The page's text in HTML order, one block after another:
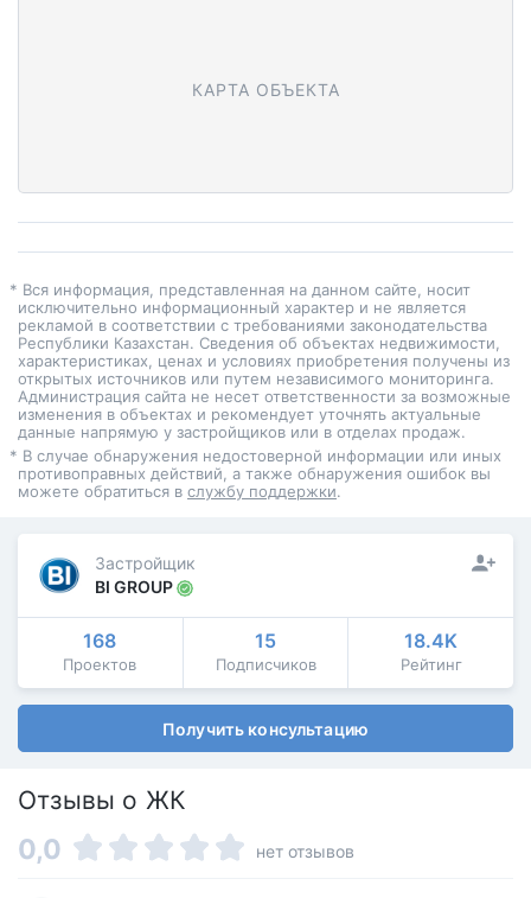
КАРТА ОБЪЕКТА
* Вся информация, представленная на данном сайте, носит
исключительно информационный характер и не является
рекламой в соответствии с требованиями законодательства
Республики Казахстан. Сведения об объектах недвижимости,
характеристиках, ценах и условиях приобретения получены из
открытых источников или путем независимого мониторинга.
Администрация сайта не несет ответственности за возможные
изменения в объектах и рекомендует уточнять актуальные
данные напрямую у застройщиков или в отделах продаж.
* В случае обнаружения недостоверной информации или иных
противоправных действий, а также обнаружения ошибок вы
можете обратиться в службу поддержки.
Застройщик
BI GROUP
168
Проектов
15
Подписчиков
18.4K
Рейтинг
Получить консультацию
Отзывы о ЖК
0,0 нет отзывов